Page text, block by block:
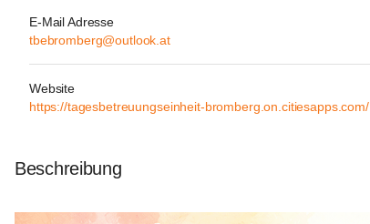
E-Mail Adresse
tbebromberg@outlook.at
Website
https://tagesbetreuungseinheit-bromberg.on.citiesapps.com/
Beschreibung